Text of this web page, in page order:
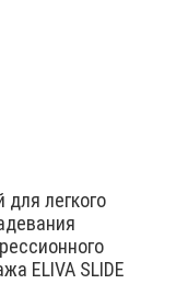
для легкого
ELIVA SLIDE